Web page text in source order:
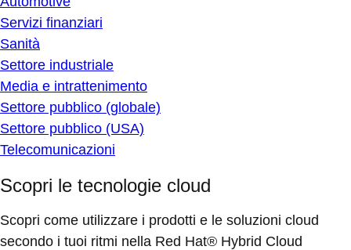
Servizi finanziari
Sanità
Settore industriale
Media e intrattenimento
Settore pubblico (globale)
Settore pubblico (USA)
Telecomunicazioni
Scopri le tecnologie cloud
Scopri come utilizzare i prodotti e le soluzioni cloud
secondo i tuoi ritmi nella Red Hat® Hybrid Cloud